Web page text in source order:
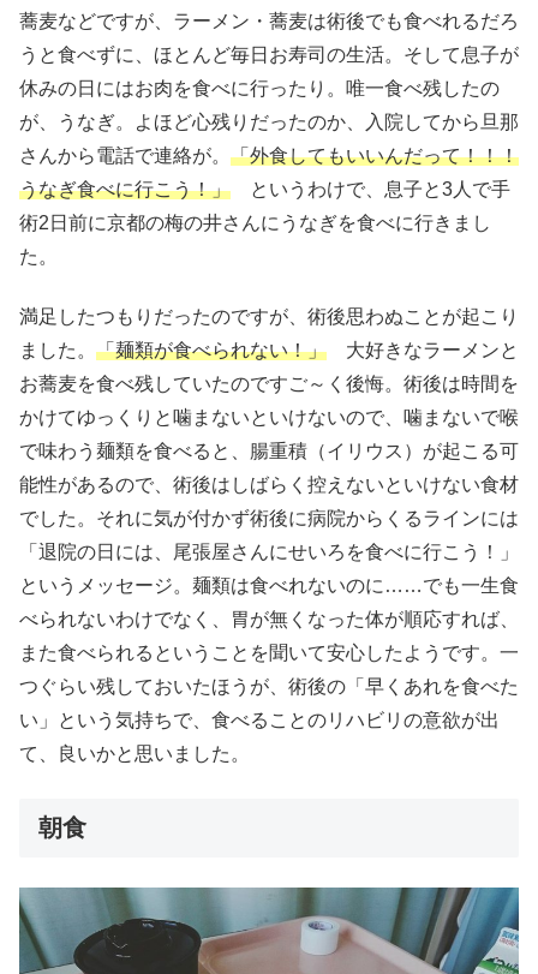
蕎麦などですが、ラーメン・蕎麦は術後でも食べれるだろ
うと食べずに、ほとんど毎日お寿司の生活。そして息子が
休みの日にはお肉を食べに行ったり。唯一食べ残したの
が、うなぎ。よほど心残りだったのか、入院してから旦那
さんから電話で連絡が。 「外食してもいいんだって！！！
うなぎ食べに行こう！」 というわけで、息子と3人で手
術2日前に京都の梅の井さんにうなぎを食べに行きまし
た。
満足したつもりだったのですが、術後思わぬことが起こり
ました。 「麺類が食べられない！」 大好きなラーメンと
お蕎麦を食べ残していたのですご～く後悔。術後は時間を
かけてゆっくりと噛まないといけないので、噛まないで喉
で味わう麺類を食べると、腸重積（イリウス）が起こる可
能性があるので、術後はしばらく控えないといけない食材
でした。それに気が付かず術後に病院からくるラインには
「退院の日には、尾張屋さんにせいろを食べに行こう！」
というメッセージ。麺類は食べれないのに……でも一生食
べられないわけでなく、胃が無くなった体が順応すれば、
また食べられるということを聞いて安心したようです。一
つぐらい残しておいたほうが、術後の「早くあれを食べた
い」という気持ちで、食べることのリハビリの意欲が出
て、良いかと思いました。
朝食